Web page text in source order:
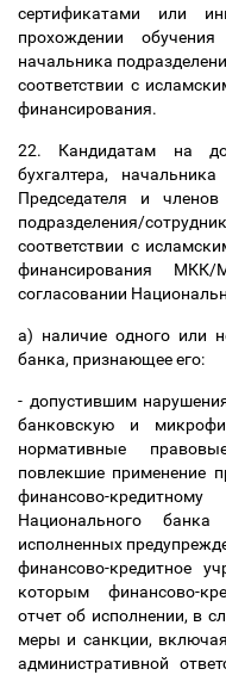
сертификатами или
прохождении
начальника
соответствии с
финансирования.
22. Кандидатам на
бухгалтера,
Председателя и
подразделения/
соответствии с
финансирования
согласовании
а) наличие одного или
банка, признающее его:
- допустившим
банковскую и
нормативные
повлекшие применение
финансово-
Национального
исполненных
финансово-кредитное
которым финансово-
отчет об исполнении, в
меры и санкции,
административной